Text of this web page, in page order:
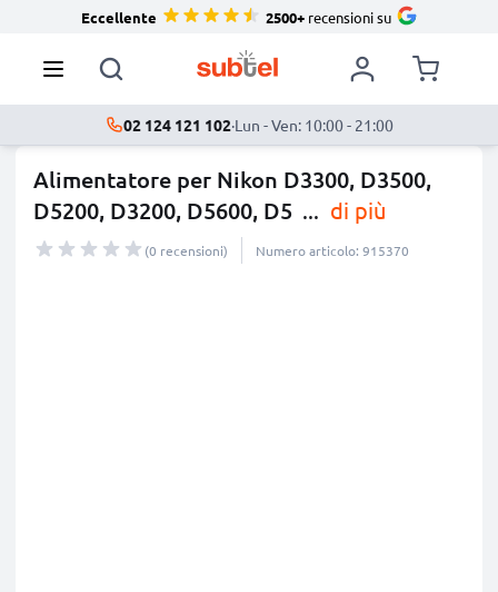
Eccellente 2500+recensioni su
02 124 121 102·Lun - Ven: 10:00 - 21:00
Alimentatore per Nikon D3300, D3500,
D5200, D3200, D5600, D5 ... di più
(0 recensioni) Numero articolo: 915370